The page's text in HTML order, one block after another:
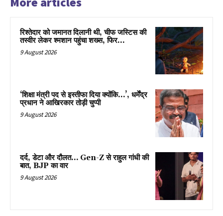
रिश्तेदार को जमानत दिलानी थी, चीफ जस्टिस की
तस्वीर लेकर श्मशान पहुंचा शख्स, फिर…
9 August 2026
‘शिक्षा मंत्री पद से इस्तीफा दिया क्योंकि…’, धर्मेंद्र
प्रधान ने आखिरकार तोड़ी चुप्पी
9 August 2026
दर्द, डेटा और दौलत… Gen-Z से राहुल गांधी की
बात, BJP का वार
9 August 2026